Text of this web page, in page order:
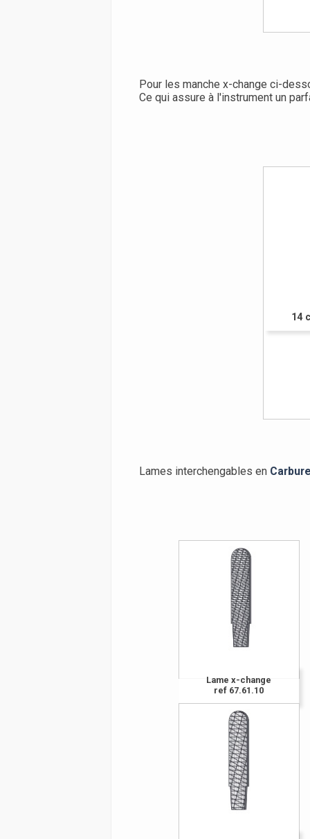
Pour les manche x-change ci-
Ce qui assure à l'instrument un
14
Lames interchengables en
Lame x-change
ref 67.61.10